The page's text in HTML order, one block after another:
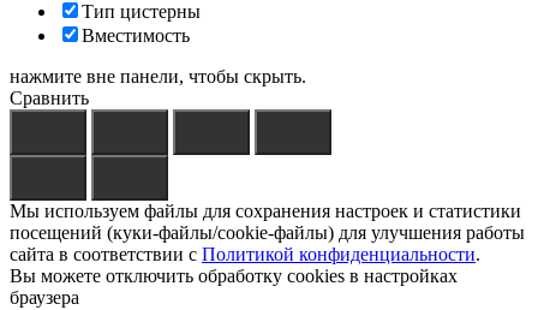
Тип цистерны
Вместимость
нажмите вне панели, чтобы скрыть.
Сравнить
Мы используем файлы для сохранения настроек и статистики
посещений (куки-файлы/cookie-файлы) для улучшения работы
сайта в соответствии с Политикой конфиденциальности.
Вы можете отключить обработку cookies в настройках
браузера